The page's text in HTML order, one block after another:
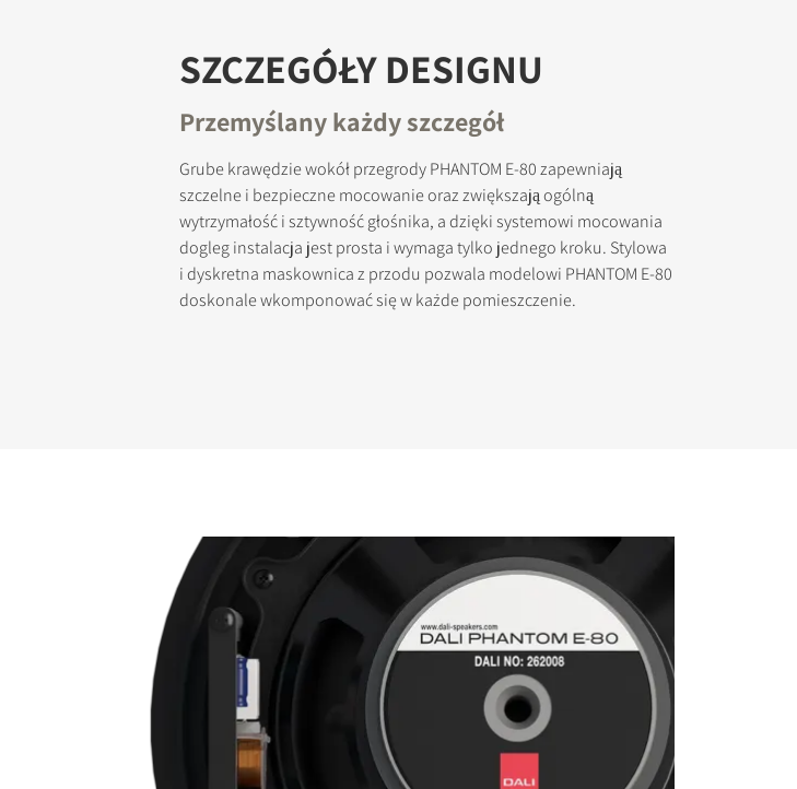
SZCZEGÓŁY DESIGNU
Przemyślany każdy szczegół
Grube krawędzie wokół przegrody PHANTOM E-80 zapewniają
szczelne i bezpieczne mocowanie oraz zwiększają ogólną
wytrzymałość i sztywność głośnika, a dzięki systemowi mocowania
dogleg instalacja jest prosta i wymaga tylko jednego kroku. Stylowa
i dyskretna maskownica z przodu pozwala modelowi PHANTOM E-80
doskonale wkomponować się w każde pomieszczenie.
POBRAĆ
dostęp do wszystkich zablokowanych